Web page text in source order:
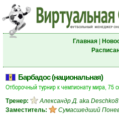
Главная|
Барбадос (национальная)
Отборочный турнир к чемпионату мира, 75
Тренер: Александр Д. aka
Заместитель:
Сумасшедший